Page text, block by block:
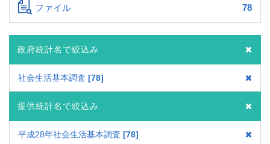
ファイル 78
政府統計名で絞込み
社会生活基本調査 78
提供統計名で絞込み
平成28年社会生活基本調査 78